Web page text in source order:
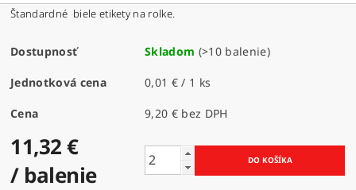
Štandardné biele etikety na rolke.
Dostupnosť Skladom (>10 balenie)
Jednotková cena 0,01 € / 1 ks
Cena 9,20 € bez DPH
11,32 €
/ balenie